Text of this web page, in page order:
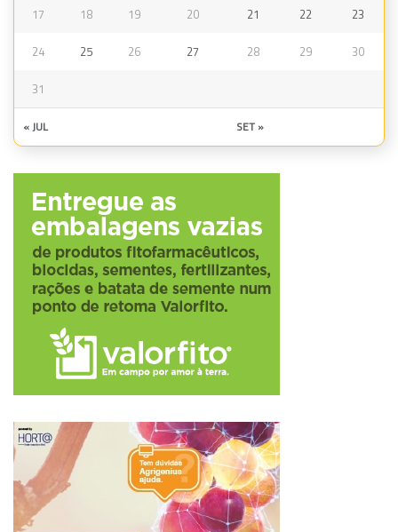
17 18 19 20 21 22 23
24 25 26 27 28 29 30
31
« JUL SET »